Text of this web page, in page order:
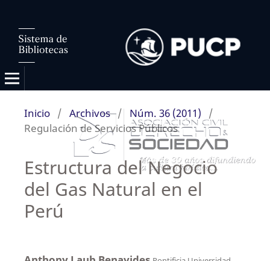
Inicio / Archivos / Núm. 36 (2011)
/
Regulación de Servicios Públicos
Estructura del Negocio
del Gas Natural en el
Perú